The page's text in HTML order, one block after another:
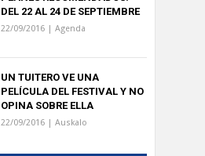
DEL 22 AL 24 DE SEPTIEMBRE
22/09/2016 | Agenda
UN TUITERO VE UNA
PELÍCULA DEL FESTIVAL Y NO
OPINA SOBRE ELLA
22/09/2016 | Auskalo